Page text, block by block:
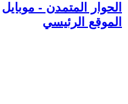
الحوار المتمدن - موبايل
الموقع الرئيسي